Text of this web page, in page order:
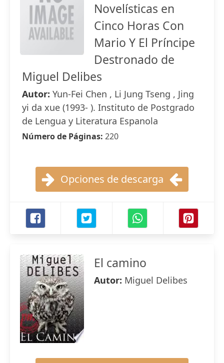
Novelísticas en
Cinco Horas Con
Mario Y El Príncipe
Destronado de
Miguel Delibes
Autor: Yun-Fei Chen , Li Jung Tseng , Jing
yi da xue (1993- ). Instituto de Postgrado
de Lengua y Literatura Espanola
Número de Páginas: 220
Opciones de descarga
El camino
Autor: Miguel Delibes